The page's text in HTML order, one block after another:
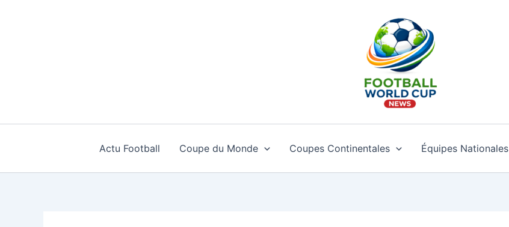
Actu Football Coupe du Monde Coupes Continentales Équipes Nationales